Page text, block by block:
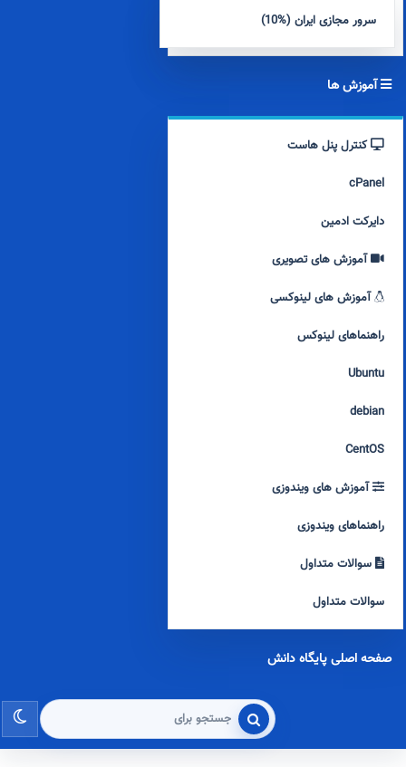
سرور مجازی ایران (%10)
آموزش ها
کنترل پنل هاست
cPanel
دایرکت ادمین
آموزش های تصویری
آموزش های لینوکسی
راهنماهای لینوکس
Ubuntu
debian
CentOS
آموزش های ویندوزی
راهنماهای ویندوزی
سوالات متداول
سوالات متداول
صفحه اصلی پایگاه دانش
جستجو
برای